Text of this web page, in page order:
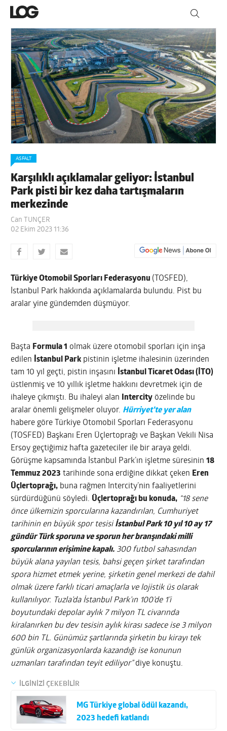
ASFALT
Karşılıklı açıklamalar geliyor: İstanbul
Park pisti bir kez daha tartışmaların
merkezinde
Can TUNÇER
02 Ekim 2023 11:36
Türkiye Otomobil Sporları Federasyonu (TOSFED),
İstanbul Park hakkında açıklamalarda bulundu. Pist bu
aralar yine gündemden düşmüyor.
Başta Formula 1 olmak üzere otomobil sporları için inşa
edilen
İstanbul Park pistinin işletme ihalesinin üzerinden
tam 10 yıl geçti, pistin inşasını
İstanbul Ticaret Odası (İTO)
üstlenmiş ve 10 yıllık işletme hakkını devretmek için de
ihaleye çıkmıştı. Bu ihaleyi alan
Intercity özelinde bu
aralar önemli gelişmeler oluyor. Hürriyet’te yer alan
habere göre Türkiye Otomobil Sporları Federasyonu
(TOSFED) Başkanı Eren Üçlertoprağı ve Başkan Vekili Nisa
Ersoy geçtiğimiz hafta gazeteciler ile bir araya geldi.
Görüşme kapsamında İstanbul Park’ın işletme süresinin18
Temmuz 2023 tarihinde sona erdiğine dikkat çeken Eren
Üçlertoprağı, buna rağmen Intercity’nin faaliyetlerini
sürdürdüğünü söyledi. Üçlertoprağı bu konuda, “18 sene
önce ülkemizin sporcularına kazandırılan, Cumhuriyet
tarihinin en büyük spor tesisi İstanbul Park 10 yıl 10 ay 17
gündür Türk sporuna ve sporun her branşındaki milli
sporcularının erişimine kapalı. 300 futbol sahasından
büyük alana yayılan tesis, bahsi geçen şirket tarafından
spora hizmet etmek yerine, şirketin genel merkezi de dahil
olmak üzere farklı ticari amaçlarla ve lojistik üs olarak
kullanılıyor. Tuzla’da İstanbul Park’ın 100’de 1’i
boyutundaki depolar aylık 7 milyon TL civarında
kiralanırken bu dev tesisin aylık kirası sadece ise 3 milyon
600 bin TL. Günümüz şartlarında şirketin bu kirayı tek
günlük organizasyonlarda kazandığı ise konunun
uzmanları tarafından teyit ediliyor”diye konuştu.
İLGİNİZİ ÇEKEBİLİR
MG Türkiye global ödül kazandı,
2023 hedefi katlandı